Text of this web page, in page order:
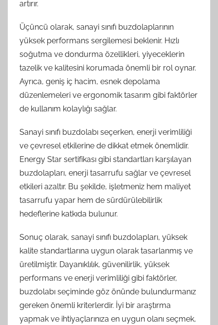
artırır.
Üçüncü olarak, sanayi sınıfı buzdolaplarının
yüksek performans sergilemesi beklenir. Hızlı
soğutma ve dondurma özellikleri, yiyeceklerin
tazelik ve kalitesini korumada önemli bir rol oynar.
Ayrıca, geniş iç hacim, esnek depolama
düzenlemeleri ve ergonomik tasarım gibi faktörler
de kullanım kolaylığı sağlar.
Sanayi sınıfı buzdolabı seçerken, enerji verimliliği
ve çevresel etkilerine de dikkat etmek önemlidir.
Energy Star sertifikası gibi standartları karşılayan
buzdolapları, enerji tasarrufu sağlar ve çevresel
etkileri azaltır. Bu şekilde, işletmeniz hem maliyet
tasarrufu yapar hem de sürdürülebilirlik
hedeflerine katkıda bulunur.
Sonuç olarak, sanayi sınıfı buzdolapları, yüksek
kalite standartlarına uygun olarak tasarlanmış ve
üretilmiştir. Dayanıklılık, güvenilirlik, yüksek
performans ve enerji verimliliği gibi faktörler,
buzdolabı seçiminde göz önünde bulundurmanız
gereken önemli kriterlerdir. İyi bir araştırma
yapmak ve ihtiyaçlarınıza en uygun olanı seçmek,